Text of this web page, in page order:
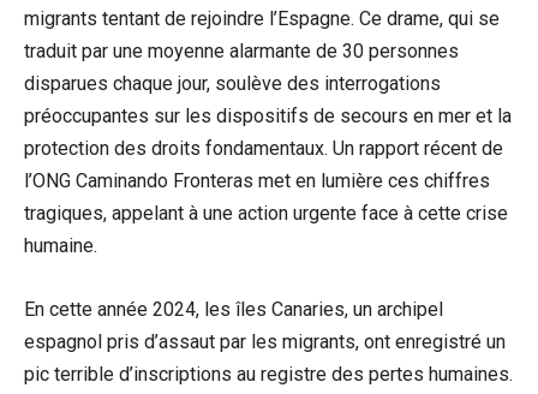
migrants tentant de rejoindre l’Espagne. Ce drame, qui se
traduit par une moyenne alarmante de 30 personnes
disparues chaque jour, soulève des interrogations
préoccupantes sur les dispositifs de secours en mer et la
protection des droits fondamentaux. Un rapport récent de
l’ONG Caminando Fronteras met en lumière ces chiffres
tragiques, appelant à une action urgente face à cette crise
humaine.
En cette année 2024, les îles Canaries, un archipel
espagnol pris d’assaut par les migrants, ont enregistré un
pic terrible d’inscriptions au registre des pertes humaines.